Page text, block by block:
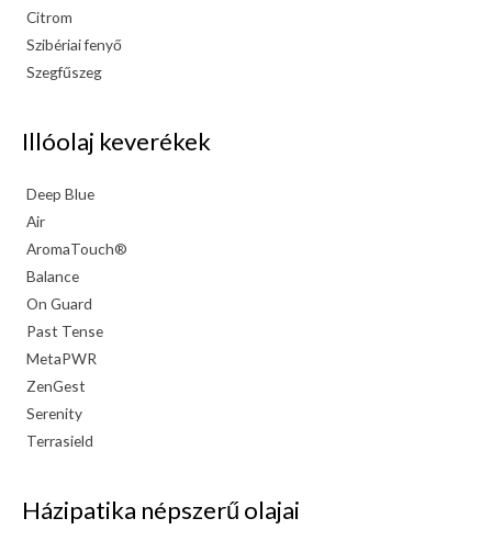
Citrom
Szibériai fenyő
Szegfűszeg
Illóolaj keverékek
Deep Blue
Air
AromaTouch®
Balance
On Guard
Past Tense
MetaPWR
ZenGest
Serenity
Terrasield
Házipatika népszerű olajai